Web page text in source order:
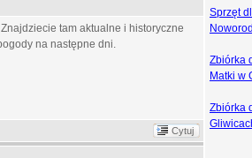
tam aktualne i historyczne
na następne dni.
Cytuj
Sprzęt
Zbiórka
Matki w
Zbiórka